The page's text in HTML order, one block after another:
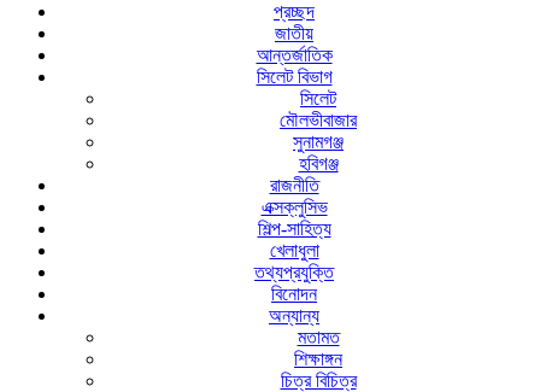
প্রচ্ছদ
জাতীয়
আন্তর্জাতিক
সিলেট বিভাগ
সিলেট
মৌলভীবাজার
সুনামগঞ্জ
হবিগঞ্জ
রাজনীতি
এক্সক্লুসিভ
শিল্প-সাহিত্য
খেলাধুলা
তথ্যপ্রযুক্তি
বিনোদন
অন্যান্য
মতামত
শিক্ষাঙ্গন
চিত্র বিচিত্র